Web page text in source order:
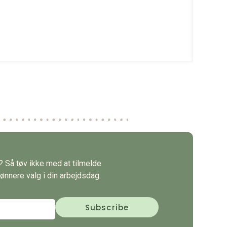
Så tøv ikke med at tilmelde
valg i din arbejdsdag.